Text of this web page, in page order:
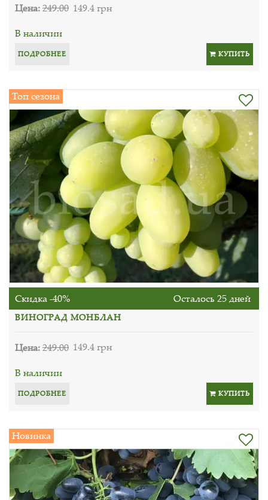
Цена:249.00 149.4 грн
В наличии
ПОДРОБНЕЕ КУПИТЬ
Топ сезона
Скидка -40% Осталось 25 дней
ВИНОГРАД МОНБЛАН
Цена:249.00 149.4 грн
В наличии
ПОДРОБНЕЕ КУПИТЬ
Новинка